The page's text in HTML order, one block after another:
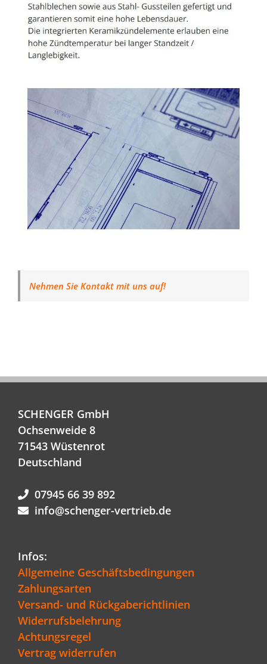
Nehmen Sie Kontakt mit uns auf!
SCHENGER GmbH
Ochsenweide 8
71543 Wüstenrot
Deutschland
07945 66 39 892
info@schenger-vertrieb.de
Infos:
Allgemeine Geschäftsbedingungen
Zahlungsarten
Versand- und Rückgaberichtlinien
Widerrufsbelehrung
Achtungsregel
Vertrag widerrufen